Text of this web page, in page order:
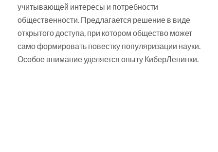
учитывающей интересы и потребности
общественности. Предлагается решение в виде
открытого доступа, при котором общество может
само формировать повестку популяризации науки.
Особое внимание уделяется опыту КиберЛенинки.